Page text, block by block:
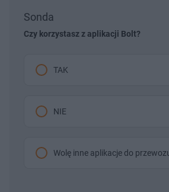
Sonda
Czy korzystasz z aplikacji Bolt?
TAK
NIE
Wolę inne aplikacje do